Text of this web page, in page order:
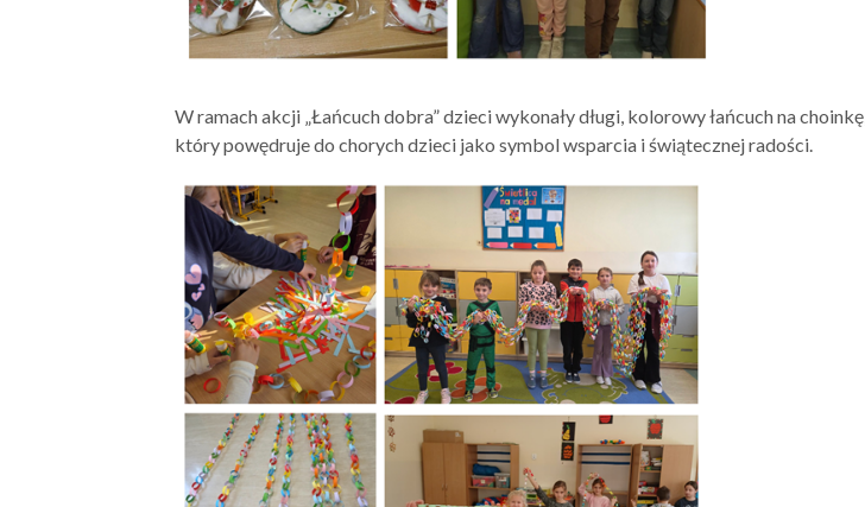
W ramach akcji „Łańcuch dobra” dzieci wykonały długi, kolorowy łańcuch na choinkę,
który powędruje do chorych dzieci jako symbol wsparcia i świątecznej radości.